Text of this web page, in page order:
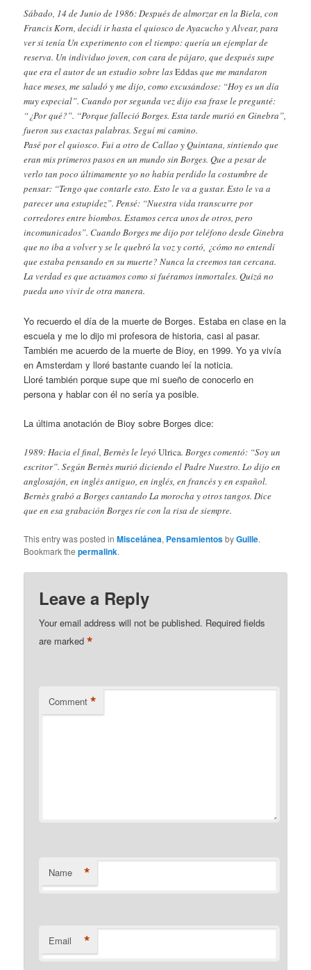
Sábado, 14 de Junio de 1986: Después de almorzar en la Biela, con
Francis Korn, decidí ir hasta el quiosco de Ayacucho y Alvear, para
ver si tenía Un experimento con el tiempo: quería un ejemplar de
reserva. Un individuo joven, con cara de pájaro, que después supe
que era el autor de un estudio sobre lasEddasque me mandaron
hace meses, me saludó y me dijo, como excusándose: “Hoy es un día
muy especial”. Cuando por segunda vez dijo esa frase le pregunté:
“¿Por qué?”. “Porque falleció Borges. Esta tarde murió en Ginebra”,
fueron sus exactas palabras. Seguí mi camino.
Pasé por el quiosco. Fui a otro de Callao y Quintana, sintiendo que
eran mis primeros pasos en un mundo sin Borges. Que a pesar de
verlo tan poco últimamente yo no había perdido la costumbre de
pensar: “Tengo que contarle esto. Esto le va a gustar. Esto le va a
parecer una estupidez”. Pensé: “Nuestra vida transcurre por
corredores entre biombos. Estamos cerca unos de otros, pero
incomunicados”. Cuando Borges me dijo por teléfono desde Ginebra
que no iba a volver y se le quebró la voz y cortó, ¿cómo no entendí
que estaba pensando en su muerte? Nunca la creemos tan cercana.
La verdad es que actuamos como si fuéramos inmortales. Quizá no
pueda uno vivir de otra manera.
Yo recuerdo el día de la muerte de Borges. Estaba en clase en la
escuela y me lo dijo mi profesora de historia, casi al pasar.
También me acuerdo de la muerte de Bioy, en 1999. Yo ya vivía
en Amsterdam y lloré bastante cuando leí la noticia.
Lloré también porque supe que mi sueño de conocerlo en
persona y hablar con él no sería ya posible.
La última anotación de Bioy sobre Borges dice:
1989: Hacia el final, Bernès le leyóUlrica. Borges comentó: “Soy un
escritor”. Según Bernès murió diciendo el Padre Nuestro. Lo dijo en
anglosajón, en inglés antiguo, en inglés, en francés y en español.
Bernès grabó a Borges cantando La morocha y otros tangos. Dice
que en esa grabación Borges ríe con la risa de siempre.
This entry was posted inMiscelánea, PensamientosbyGuille.
Bookmark thepermalink.
Leave a Reply
Your email address will not be published. Required fields
are marked*
Comment *
Name *
Email *